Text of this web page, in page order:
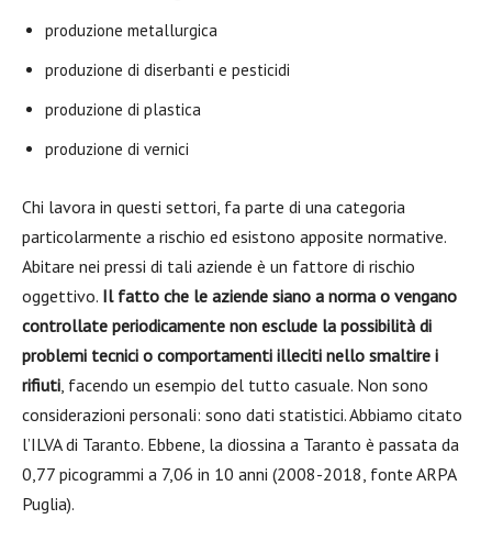
produzione metallurgica
produzione di diserbanti e pesticidi
produzione di plastica
produzione di vernici
Chi lavora in questi settori, fa parte di una categoria
particolarmente a rischio ed esistono apposite normative.
Abitare nei pressi di tali aziende è un fattore di rischio
oggettivo. Il fatto che le aziende siano a norma o vengano
controllate periodicamente non esclude la possibilità di
problemi tecnici o comportamenti illeciti nello smaltire i
rifiuti, facendo un esempio del tutto casuale. Non sono
considerazioni personali: sono dati statistici. Abbiamo citato
l’ILVA di Taranto. Ebbene, la diossina a Taranto è passata da
0,77 picogrammi a 7,06 in 10 anni (2008-2018, fonte ARPA
Puglia).